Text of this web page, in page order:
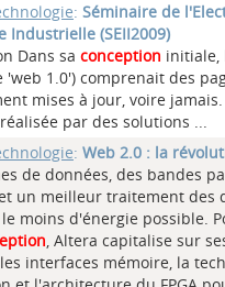
: Séminaire de
Industrielle (SEII2009)
Dans sa conception initiale,
'web 1.0') comprenait des
mises à jour, voire
par des solutions ...
: Web 2.0 : la
de données, des bandes
un meilleur traitement des
moins d'énergie possible.
, Altera capitalise sur
interfaces mémoire, la